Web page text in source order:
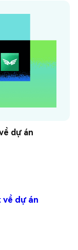
dự án
dự án